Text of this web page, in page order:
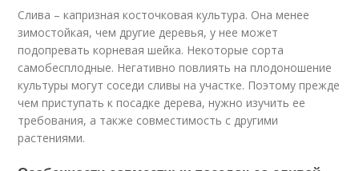
Слива – капризная косточковая культура. Она менее
зимостойкая, чем другие деревья, у нее может
подопревать корневая шейка. Некоторые сорта
самобесплодные. Негативно повлиять на плодоношение
культуры могут соседи сливы на участке. Поэтому прежде
чем приступать к посадке дерева, нужно изучить ее
требования, а также совместимость с другими
растениями.